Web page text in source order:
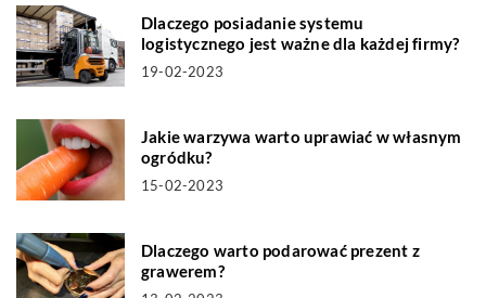
Dlaczego posiadanie systemu
logistycznego jest ważne dla każdej firmy?
19-02-2023
Jakie warzywa warto uprawiać w własnym
ogródku?
15-02-2023
Dlaczego warto podarować prezent z
grawerem?